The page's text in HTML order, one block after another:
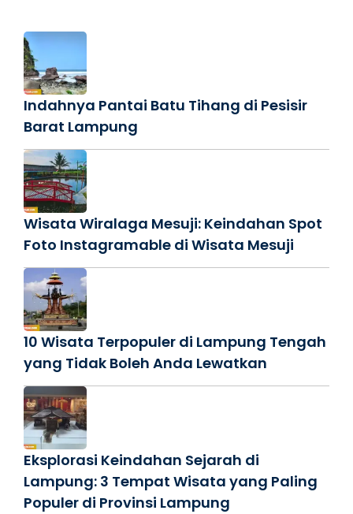
Indahnya Pantai Batu Tihang di Pesisir
Barat Lampung
Wisata Wiralaga Mesuji: Keindahan Spot
Foto Instagramable di Wisata Mesuji
10 Wisata Terpopuler di Lampung Tengah
yang Tidak Boleh Anda Lewatkan
Eksplorasi Keindahan Sejarah di
Lampung: 3 Tempat Wisata yang Paling
Populer di Provinsi Lampung